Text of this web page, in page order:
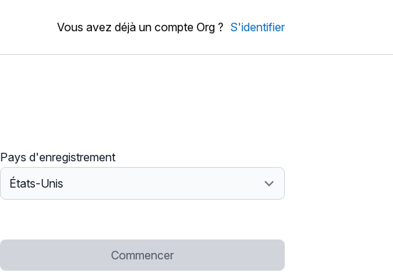
Vous avez déjà un compte Org ? S'identifier
Pays d'enregistrement
Commencer